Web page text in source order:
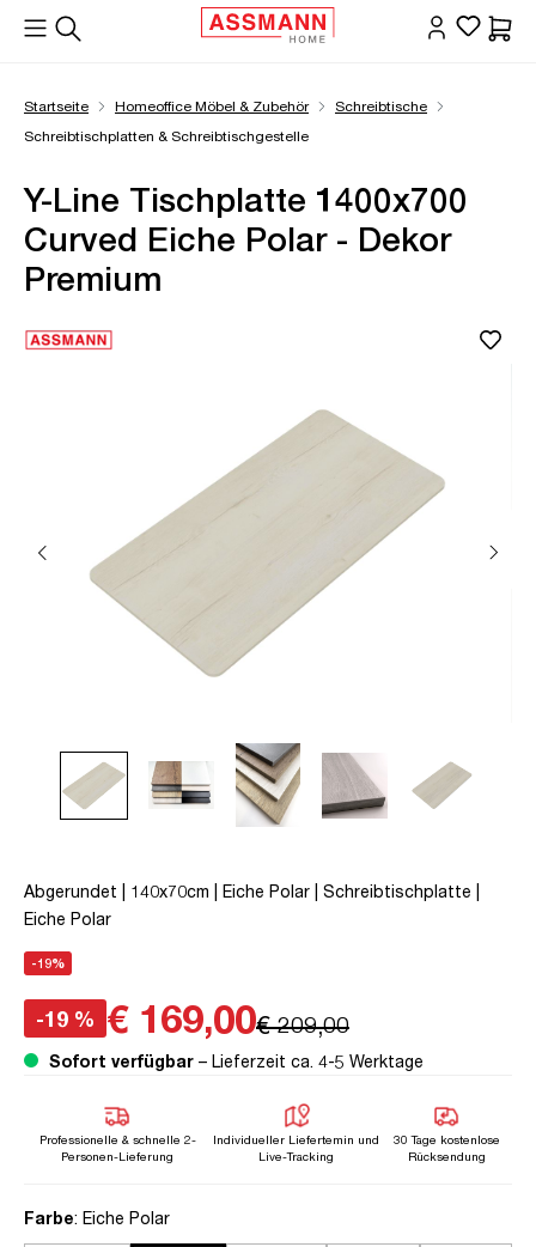
springen
Startseite Homeoffice Möbel & Zubehör
Schreibtische
Schreibtischplatten & Schreibtischgestelle
Y-Line Tischplatte 1400x700
Curved Eiche Polar - Dekor
Premium
Abgerundet | 140x70cm | Eiche Polar | Schreibtischplatte |
Eiche Polar
-19%
-19 % € 169,00€ 209,00
Sofort verfügbar – Lieferzeit ca. 4-5 Werktage
Professionelle & schnelle 2-
Personen-Lieferung
Individueller Liefertemin und
Live-Tracking
30 Tage kostenlose
Rücksendung
Farbeauswählen
: Eiche Polar